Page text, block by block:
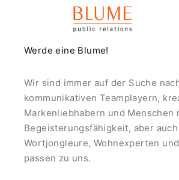
Werde eine Blume!
Wir sind immer auf der Suche
kommunikativen Teamplayern,
Markenliebhabern und Menschen
Begeisterungsfähigkeit, aber auch
Wortjongleure, Wohnexperten
passen zu uns.